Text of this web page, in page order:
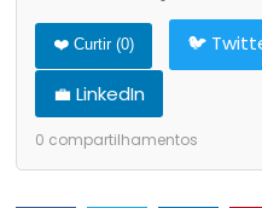
❤️ Curtir (0) 🐦
💼 LinkedIn
0 compartilhamentos